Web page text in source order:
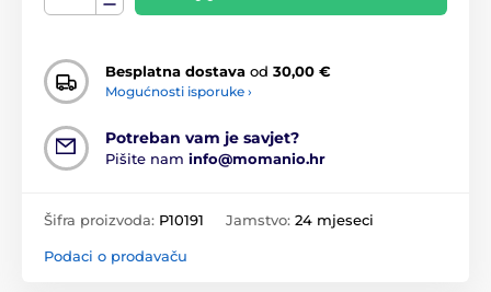
Besplatna dostava od 30,00 €
Mogućnosti isporuke ›
Potreban vam je savjet?
Pišite nam info@momanio.hr
Šifra proizvoda: P10191 Jamstvo: 24 mjeseci
Podaci o prodavaču